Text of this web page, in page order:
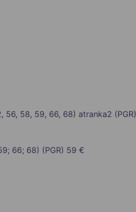
56, 58, 59, 66, 68) atranka2 (PGR)
66; 68) (PGR) 59 €